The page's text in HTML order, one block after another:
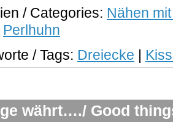
/ Categories: Nähen
Perlhuhn
/ Tags: Dreiecke |
währt…./ Good